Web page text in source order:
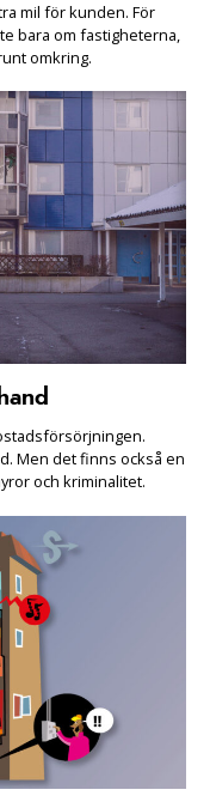
mil för kunden. För
bara om fastigheterna,
omkring.
Men det finns också en
och kriminalitet.